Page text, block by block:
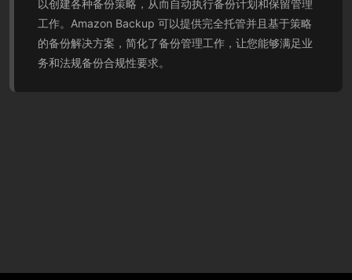
以创建各种备份策略，从而自动执行备份计划和保留管理
工作。Amazon Backup 可以提供完全托管并且基于策略
的备份解决方案，简化了备份管理工作，让您能够满足业
务和法规备份合规性要求。